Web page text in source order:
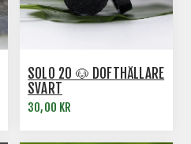
SOLO 20 🐶 DOFTHÅLLARE
SVART
30,00 KR